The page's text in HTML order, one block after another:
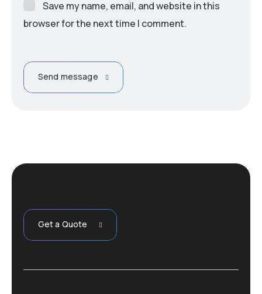
Save my name, email, and website in this
browser for the next time I comment.
Send message
Get a Quote